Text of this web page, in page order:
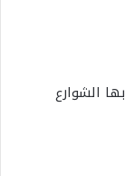
الشوارع